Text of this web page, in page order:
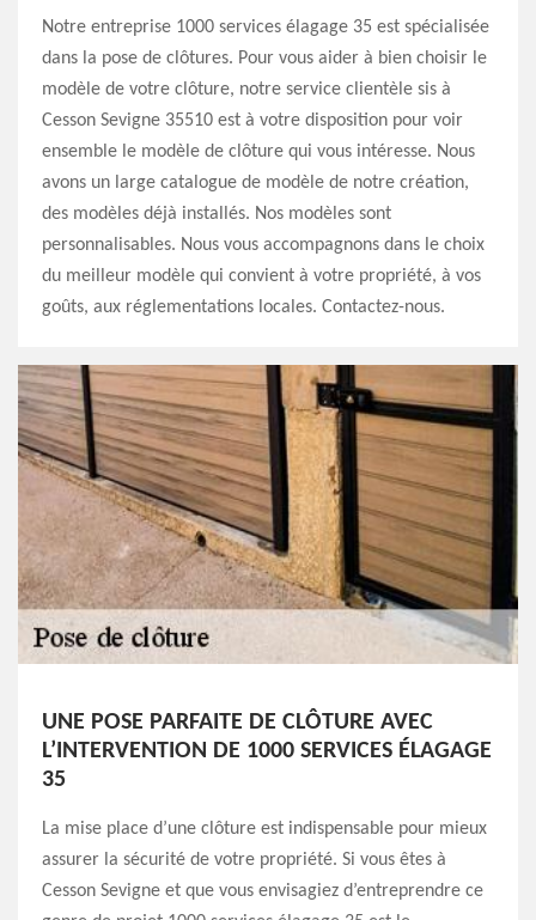
Notre entreprise 1000 services élagage 35 est spécialisée
dans la pose de clôtures. Pour vous aider à bien choisir le
modèle de votre clôture, notre service clientèle sis à
Cesson Sevigne 35510 est à votre disposition pour voir
ensemble le modèle de clôture qui vous intéresse. Nous
avons un large catalogue de modèle de notre création,
des modèles déjà installés. Nos modèles sont
personnalisables. Nous vous accompagnons dans le choix
du meilleur modèle qui convient à votre propriété, à vos
goûts, aux réglementations locales. Contactez-nous.
UNE POSE PARFAITE DE CLÔTURE AVEC
L’INTERVENTION DE 1000 SERVICES ÉLAGAGE
35
La mise place d’une clôture est indispensable pour mieux
assurer la sécurité de votre propriété. Si vous êtes à
Cesson Sevigne et que vous envisagiez d’entreprendre ce